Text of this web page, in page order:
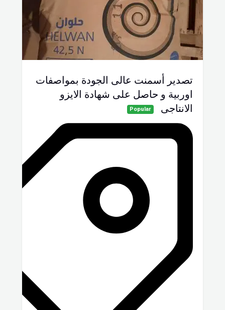
تصدير أسمنت عالى الجودة بمواصفات
اوربية و حاصل على شهادة الايزو
الانتاجى
Popular